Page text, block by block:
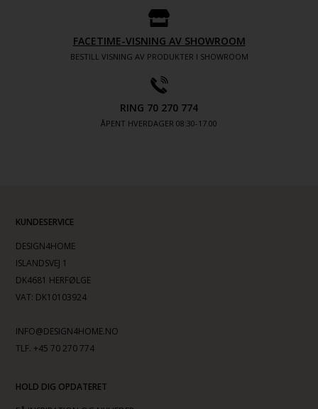
FACETIME-VISNING AV SHOWROOM
BESTILL VISNING AV PRODUKTER I SHOWROOM
RING 70 270 774
ÅPENT HVERDAGER 08:30-17.00
KUNDESERVICE
DESIGN4HOME
ISLANDSVEJ 1
DK4681 HERFØLGE
VAT: DK10103924
INFO@DESIGN4HOME.NO
TLF. +45 70 270 774
HOLD DIG OPDATERET